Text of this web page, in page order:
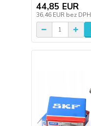
44,85 EUR
36,46 EUR bez DPH